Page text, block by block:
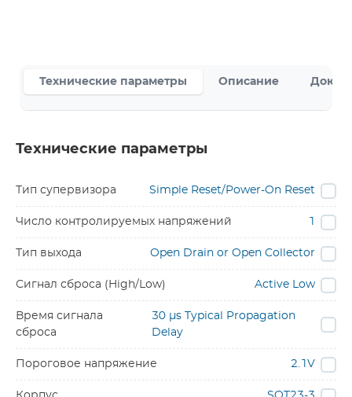
Технические параметры Описание
Технические параметры
Тип супервизора Simple Reset/Power-On Reset
Число контролируемых напряжений
Тип выхода Open Drain or Open Collector
Сигнал сброса (High/Low) Active Low
Время сигнала
сброса
30 µs Typical Propagation
Delay
Пороговое напряжение 2.1V